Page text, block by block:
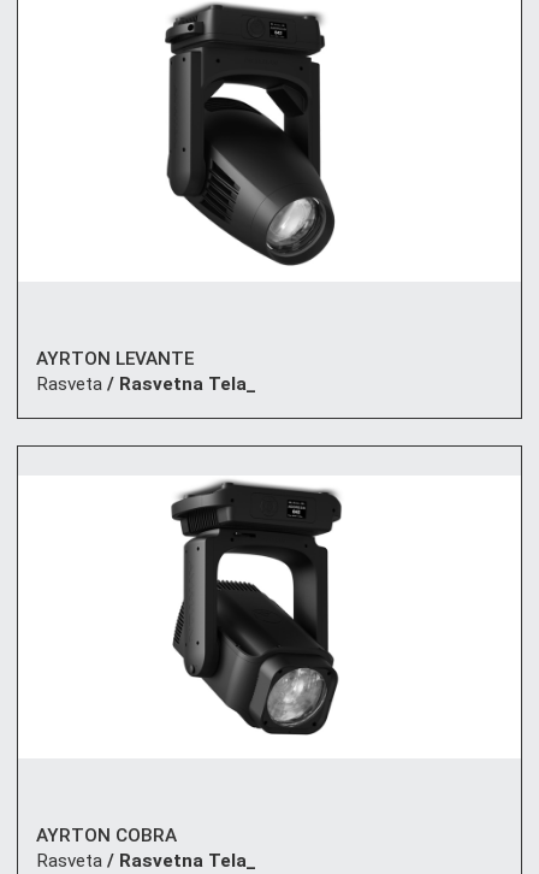
AYRTON LEVANTE
Rasveta / Rasvetna Tela_
AYRTON COBRA
Rasveta / Rasvetna Tela_